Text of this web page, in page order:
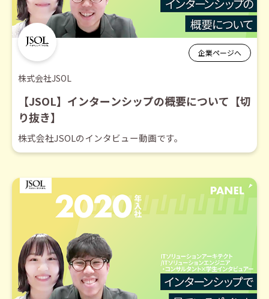
企業ページへ
株式会社JSOL
【JSOL】インターンシップの概要について【切
り抜き】
株式会社JSOLのインタビュー動画です。